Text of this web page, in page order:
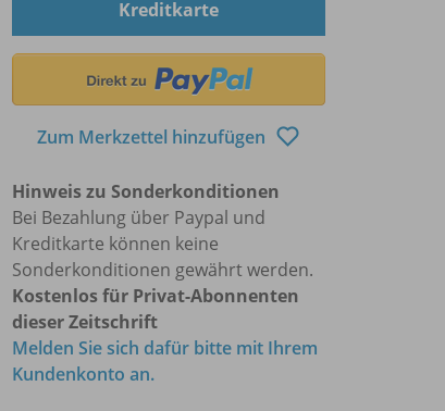
Kreditkarte
Zum Merkzettel hinzufügen
Hinweis zu Sonderkonditionen
Bei Bezahlung über Paypal und
Kreditkarte können keine
Sonderkonditionen gewährt werden.
Kostenlos für Privat-Abonnenten
dieser Zeitschrift
Melden Sie sich dafür bitte mit Ihrem
Kundenkonto an.